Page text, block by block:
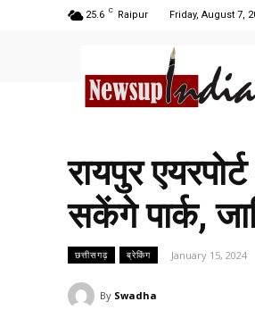
25.6 C Raipur Friday, August 7,
रायपुर
सकेंगे पार्क,
छत्तीसगढ़ ब्रेकिंग January 15, 2024
By Swadha